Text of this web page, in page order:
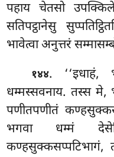
पहाय चेतसो
सतिपट्ठानेसु
भावेत्वा अनुत्तरं
१४४.
धम्मस्सवनाय. तस्स मे,
पणीतपणीतं
भगवा धम्मं
कण्हसुक्कसप्पटिभागं,